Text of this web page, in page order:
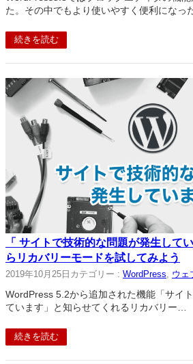
た。その中でもより使いやすく便利になっ
続きを読む
「 サイトで技術的な問題が発生して
らリカバリーモードを試してみよう
2019年10月25日 カテゴリー : WordPress, ウェ
WordPress 5.2から追加された機能「サイ
ています」と知らせてくれるリカバリー…
続きを読む